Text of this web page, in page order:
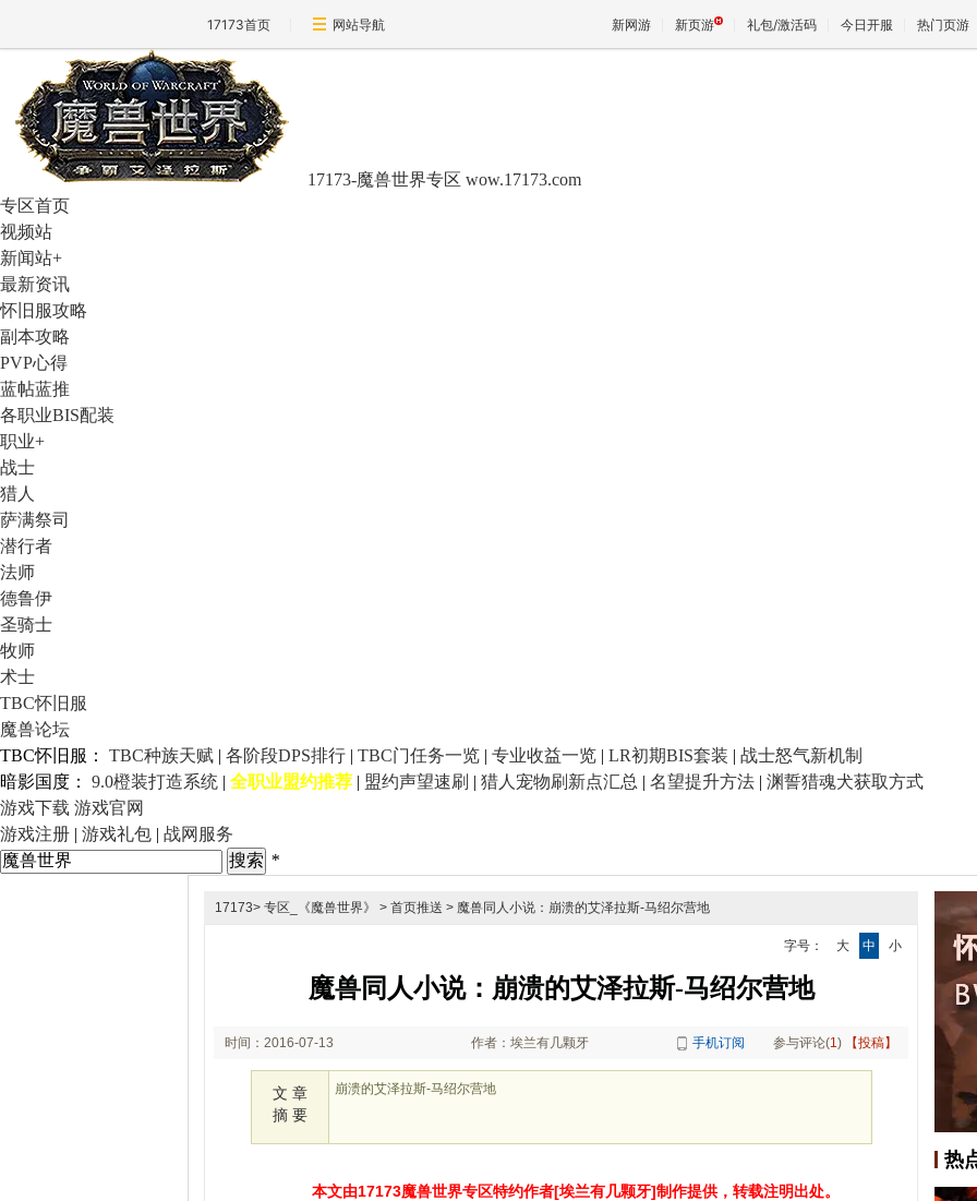
17173首页 网站导航 新网游 新页游 礼包/激活码 今日开服 热门页游
17173-魔兽世界专区 wow.17173.com
专区首页
视频站
新闻站+
最新资讯
怀旧服攻略
副本攻略
PVP心得
蓝帖蓝推
各职业BIS配装
职业+
战士
猎人
萨满祭司
潜行者
法师
德鲁伊
圣骑士
牧师
术士
TBC怀旧服
魔兽论坛
TBC怀旧服：
TBC种族天赋 | 各阶段DPS排行 | TBC门任务一览 | 专业收益一览 | LR初期BIS套装 | 战士怒气新机制
暗影国度：
9.0橙装打造系统 | 全职业盟约推荐 | 盟约声望速刷 | 猎人宠物刷新点汇总 | 名望提升方法 | 渊誓猎魂犬获取方式
游戏下载 游戏官网
游戏注册 | 游戏礼包 | 战网服务
*
17173> 专区_《魔兽世界》 > 首页推送 > 魔兽同人小说：崩溃的艾泽拉斯-马绍尔营地
字号： 大 中 小
魔兽同人小说：崩溃的艾泽拉斯-马绍尔营地
时间：2016-07-13
10:35
作者：埃兰有几颗牙 手机订阅 参与评论(1) 【投稿】
文 章
摘 要
崩溃的艾泽拉斯-马绍尔营地
本文由17173魔兽世界专区特约作者[埃兰有几颗牙]制作提供，转载注明出处。
热